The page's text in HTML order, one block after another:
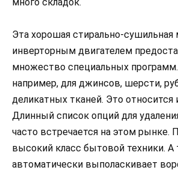
Эта хорошая стирально-сушильная
инверторным двигателем
множество специальных
например, для джинсов, шерсти,
деликатных тканей. Это относится
Длинный список опций для
часто встречается на этом рынке.
высокий класс бытовой техники. А
автоматически выполаскивает